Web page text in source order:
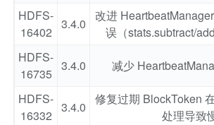
HDFS-
16402
3.4.0
改进
误（stats.subtract/
HDFS-
16735
3.4.0 减少
HDFS-
16332
3.4.0
修复过期 BlockToken
处理导致